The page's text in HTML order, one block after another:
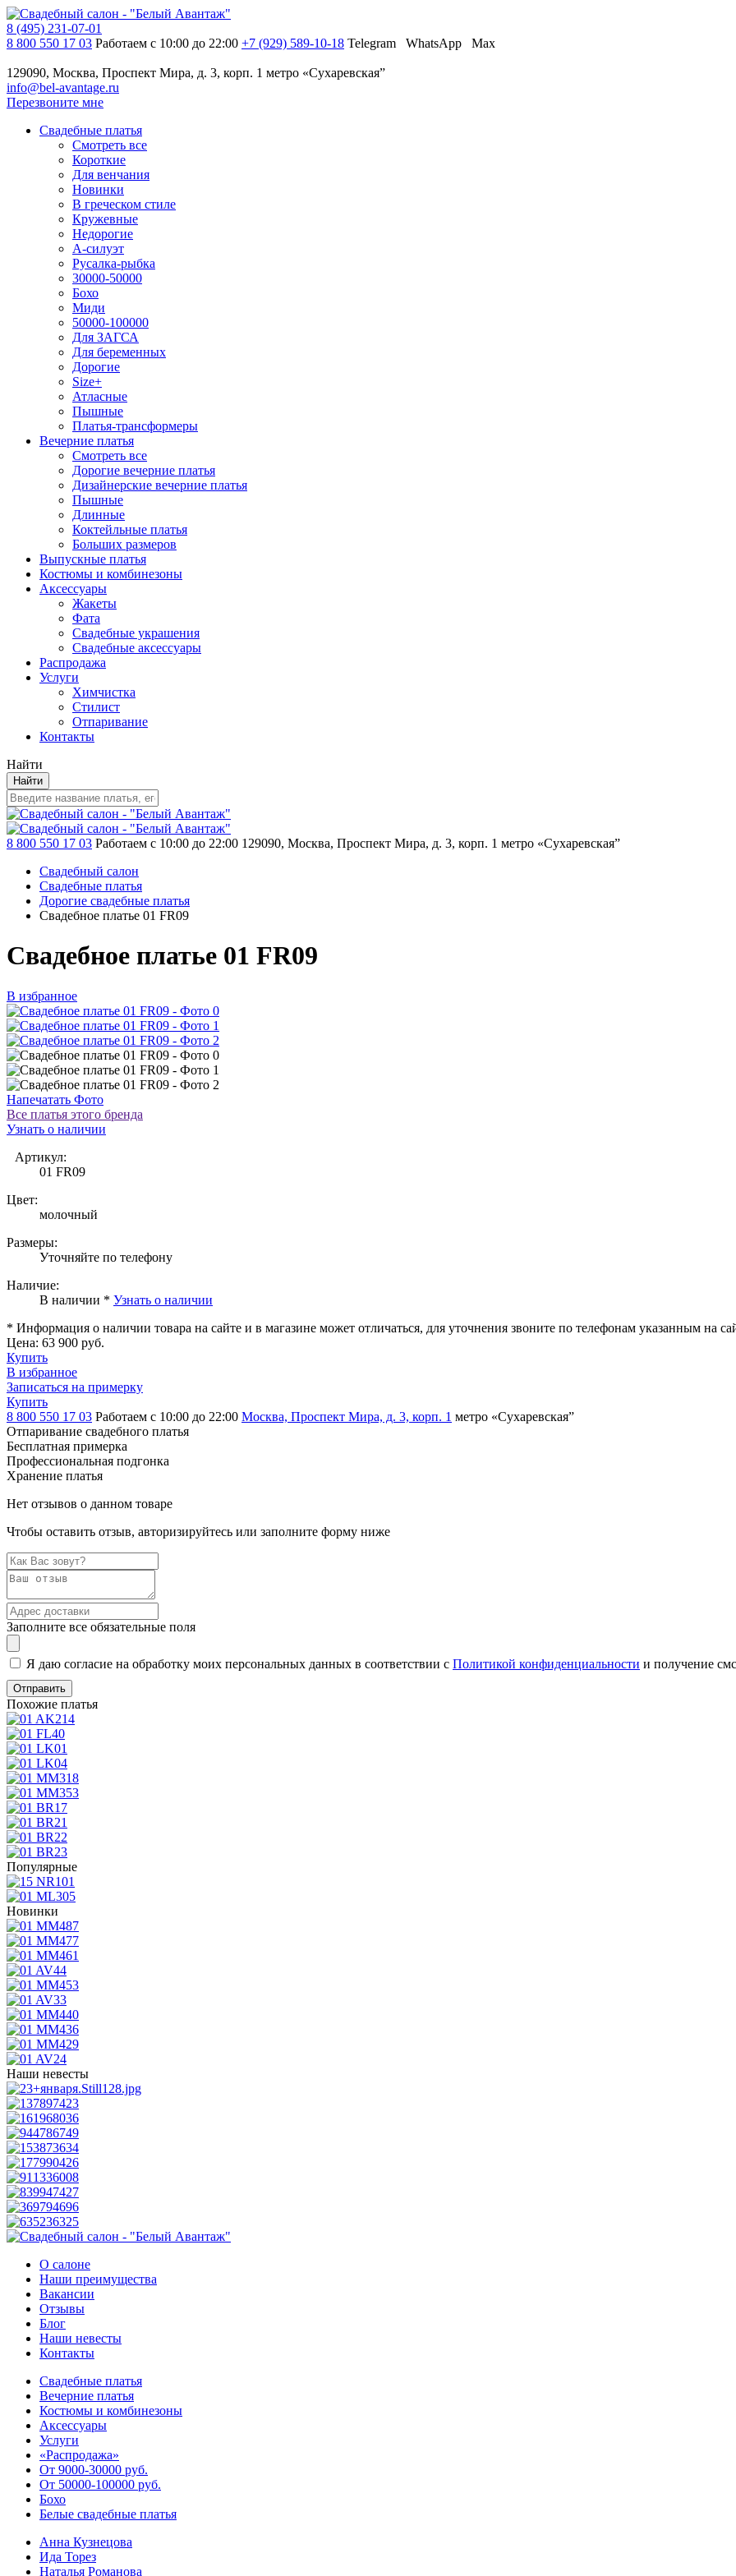
8 (495) 231-07-01
8 800 550 17 03 Работаем с 10:00 до 22:00 +7 (929) 589-10-18 Telegram WhatsApp Max
129090, Москва, Проспект Мира, д. 3, корп. 1 метро «Сухаревская”
info@bel-avantage.ru
Перезвоните мне
Свадебные платья
Смотреть все
Короткие
Для венчания
Новинки
В греческом стиле
Кружевные
Недорогие
А-силуэт
Русалка-рыбка
30000-50000
Бохо
Миди
50000-100000
Для ЗАГСА
Для беременных
Дорогие
Size+
Атласные
Пышные
Платья-трансформеры
Вечерние платья
Смотреть все
Дорогие вечерние платья
Дизайнерские вечерние платья
Пышные
Длинные
Коктейльные платья
Больших размеров
Выпускные платья
Костюмы и комбинезоны
Аксессуары
Жакеты
Фата
Свадебные украшения
Свадебные аксессуары
Распродажа
Услуги
Химчистка
Стилист
Отпаривание
Контакты
Найти
Найти
8 800 550 17 03 Работаем с 10:00 до 22:00 129090, Москва, Проспект Мира, д. 3, корп. 1 метро «Сухаревская”
Свадебный салон
Свадебные платья
Дорогие свадебные платья
Свадебное платье 01 FR09
Свадебное платье 01 FR09
В избранное
Напечатать Фото
Все платья этого бренда
Узнать о наличии
Артикул:
01 FR09
Цвет:
молочный
Размеры:
Уточняйте по телефону
Наличие:
В наличии * Узнать о наличии
* Информация о наличии товара на сайте и в магазине может отличаться, для уточнения звоните по телефонам указанным на
Цена: 63 900 руб.
Купить
В избранное
Записаться на примерку
Купить
8 800 550 17 03 Работаем с 10:00 до 22:00 Москва, Проспект Мира, д. 3, корп. 1 метро «Сухаревская”
Отпаривание свадебного платья
Бесплатная примерка
Профессиональная подгонка
Хранение платья
Нет отзывов о данном товаре
Чтобы оставить отзыв, авторизируйтесь или заполните форму ниже
Заполните все обязательные поля
Я даю согласие на обработку моих персональных данных в соответствии с Политикой конфиденциальности и получение
Похожие платья
Популярные
Новинки
Наши невесты
О салоне
Наши преимущества
Вакансии
Отзывы
Блог
Наши невесты
Контакты
Свадебные платья
Вечерние платья
Костюмы и комбинезоны
Аксессуары
Услуги
«Распродажа»
От 9000-30000 руб.
От 50000-100000 руб.
Бохо
Белые свадебные платья
Анна Кузнецова
Ида Торез
Наталья Романова